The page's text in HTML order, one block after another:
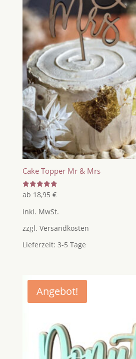
Cake Topper Mr & Mrs
Bewertet
mit
von 5
ab 18,95 €
inkl. MwSt.
zzgl. Versandkosten
Lieferzeit: 3-5 Tage
Angebot!